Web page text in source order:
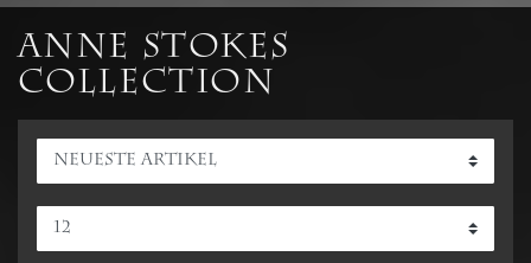
ANNE STOKES
Collection